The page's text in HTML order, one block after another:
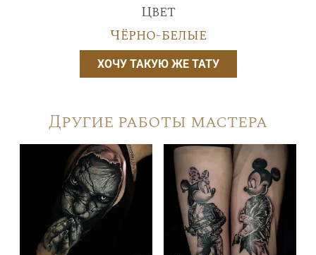
Цвет
Чёрно-белые
ХОЧУ ТАКУЮ ЖЕ ТАТУ
Другие работы мастера